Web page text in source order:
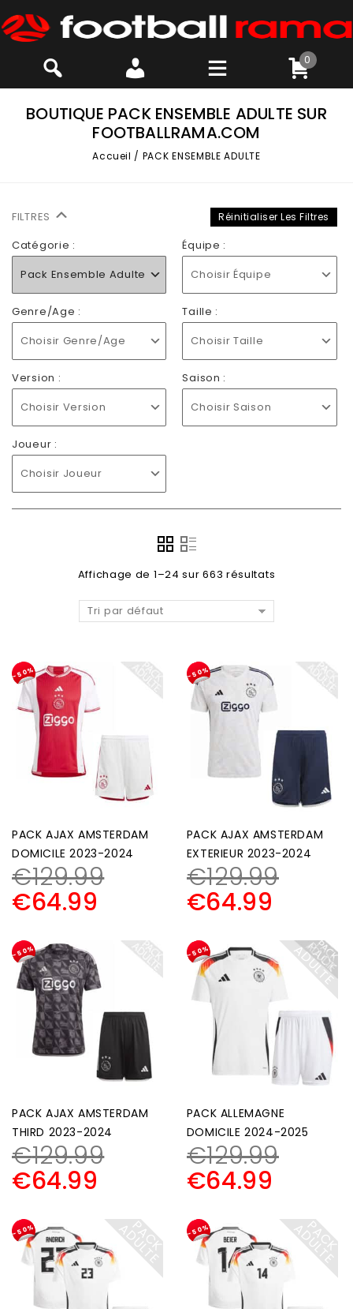
0
BOUTIQUE PACK ENSEMBLE ADULTE SUR
FOOTBALLRAMA.COM
Accueil / PACK ENSEMBLE ADULTE
FILTRES Réinitialiser Les Filtres
Catégorie :
Pack Ensemble Adulte
Équipe :
Choisir Équipe
Genre/Age :
Choisir Genre/Age
Taille :
Choisir Taille
Version :
Choisir Version
Saison :
Choisir Saison
Joueur :
Choisir Joueur
Affichage de 1–24 sur 663 résultats
Tri par défaut
-50%
PACK AJAX AMSTERDAM
DOMICILE 2023-2024
€129.99
€64.99
-50%
PACK AJAX AMSTERDAM
EXTERIEUR 2023-2024
€129.99
€64.99
-50%
PACK AJAX AMSTERDAM
THIRD 2023-2024
€129.99
€64.99
-50% P
A
C
K
A
D
U
L
T
E
PACK ALLEMAGNE
DOMICILE 2024-2025
€129.99
€64.99
-50% P
A
C
K
A
D
U
L
T
E -50% P
A
C
K
A
D
U
L
T
E